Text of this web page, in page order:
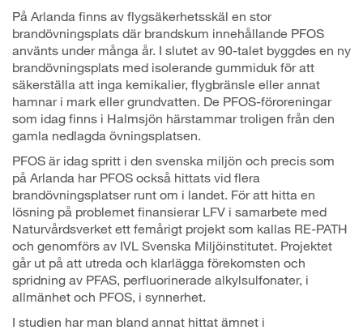
På Arlanda finns av flygsäkerhetsskäl en stor
brandövningsplats där brandskum innehållande PFOS
använts under många år. I slutet av 90-talet byggdes en ny
brandövningsplats med isolerande gummiduk för att
säkerställa att inga kemikalier, flygbränsle eller annat
hamnar i mark eller grundvatten. De PFOS-föroreningar
som idag finns i Halmsjön härstammar troligen från den
gamla nedlagda övningsplatsen.
PFOS är idag spritt i den svenska miljön och precis som
på Arlanda har PFOS också hittats vid flera
brandövningsplatser runt om i landet. För att hitta en
lösning på problemet finansierar LFV i samarbete med
Naturvårdsverket ett femårigt projekt som kallas RE-PATH
och genomförs av IVL Svenska Miljöinstitutet. Projektet
går ut på att utreda och klarlägga förekomsten och
spridning av PFAS, perfluorinerade alkylsulfonater, i
allmänhet och PFOS, i synnerhet.
I studien har man bland annat hittat ämnet i